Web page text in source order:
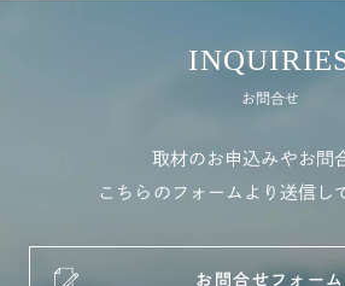
お問合せ
取材のお申込みやお問
こちらのフォームより送信し
お問合せフォーム